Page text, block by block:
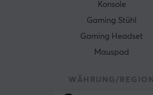
Konsole
Gaming Stühl
Gaming Headset
Mauspad
WÄHRUNG/REGION